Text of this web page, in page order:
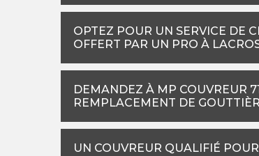
OPTEZ POUR UN SERVICE DE
OFFERT PAR UN PRO À
DEMANDEZ À MP COUVREUR
REMPLACEMENT DE
UN COUVREUR QUALIFIÉ